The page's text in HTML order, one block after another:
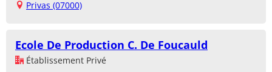
Privas (07000)
Ecole De Production C. De Foucauld
Établissement Privé